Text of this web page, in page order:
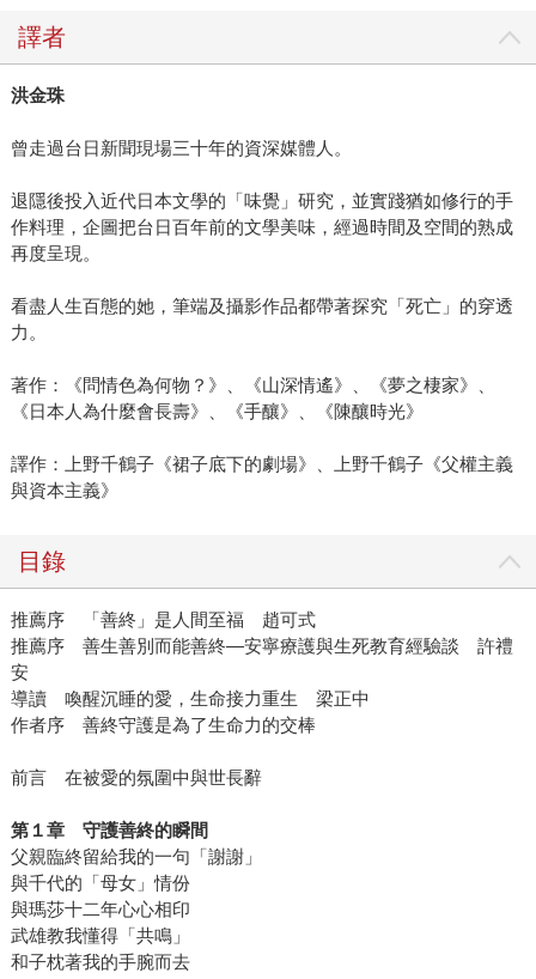
譯者
洪金珠
曾走過台日新聞現場三十年的資深媒體人。
退隱後投入近代日本文學的「味覺」研究，並實踐猶如修行的手
作料理，企圖把台日百年前的文學美味，經過時間及空間的熟成
再度呈現。
看盡人生百態的她，筆端及攝影作品都帶著探究「死亡」的穿透
力。
著作：《問情色為何物？》、《山深情遙》、《夢之棲家》、
《日本人為什麼會長壽》、《手釀》、《陳釀時光》
譯作：上野千鶴子《裙子底下的劇場》、上野千鶴子《父權主義
與資本主義》
目錄
推薦序 「善終」是人間至福 趙可式
推薦序 善生善別而能善終—安寧療護與生死教育經驗談 許禮
安
導讀 喚醒沉睡的愛，生命接力重生 梁正中
作者序 善終守護是為了生命力的交棒
前言 在被愛的氛圍中與世長辭
第１章 守護善終的瞬間
父親臨終留給我的一句「謝謝」
與千代的「母女」情份
與瑪莎十二年心心相印
武雄教我懂得「共鳴」
和子枕著我的手腕而去